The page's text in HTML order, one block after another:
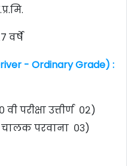
वर्षे
- Ordinary Grade) :
वी परीक्षा उत्तीर्ण ०२)
परवाना ०३)